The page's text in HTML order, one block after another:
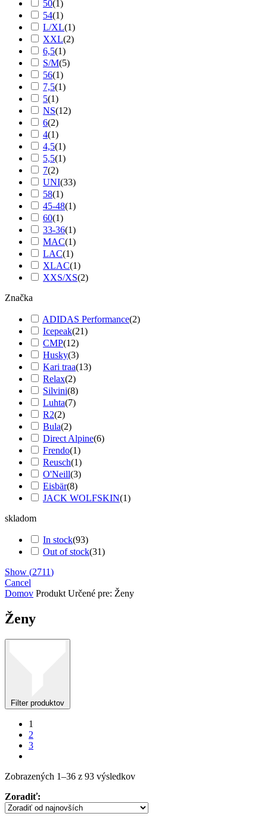
50(1 )
54(1)
L/XL(1)
XXL(2)
6,5(1)
S/M(5)
56(1)
7,5(1)
5(1)
NS(12)
6(2)
4(1)
4,5(1)
5,5(1)
7(2)
UNI(33)
58(1)
45-48(1)
60(1)
33-36(1)
MAC(1)
LAC(1)
XLAC(1)
XXS/XS(2)
Značka
ADIDAS Performance(2)
Icepeak(21)
CMP(12)
Husky(3)
Kari traa(13)
Relax(2)
Silvini(8)
Luhta(7)
R2(2)
Bula(2)
Direct Alpine(6)
Frendo(1)
Reusch(1)
O'Neill(3)
Eisbär(8)
JACK WOLFSKIN(1)
skladom
In stock(93)
Out of stock(31)
Show (2711)
Cancel
Domov Produkt Určené pre: Ženy
Ženy
Filter produktov
1
2
3
Zobrazených 1–36 z 93 výsledkovZoradené
Zoradiť: